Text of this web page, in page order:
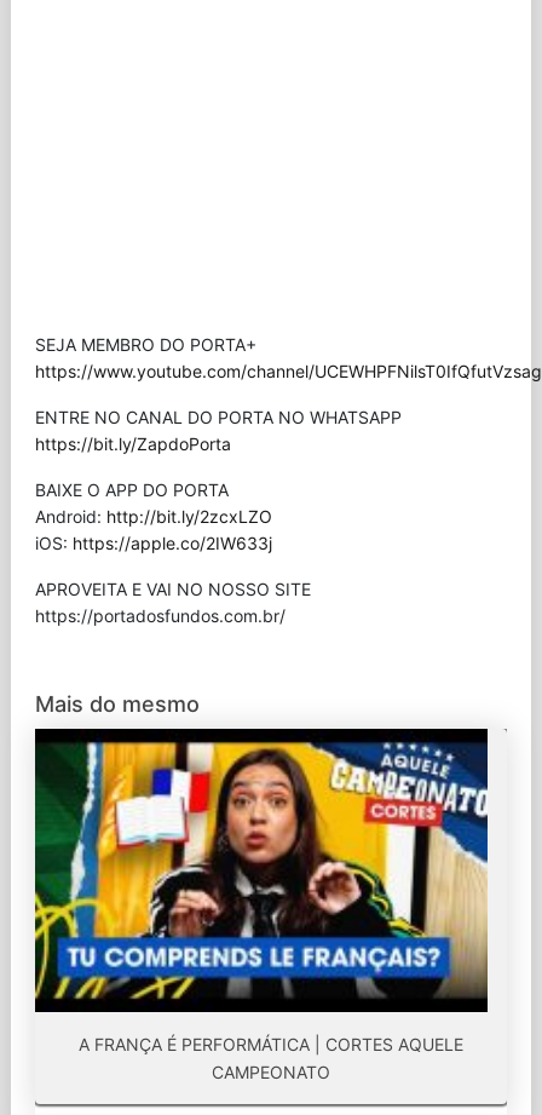
SEJA MEMBRO DO PORTA+
https://www.youtube.com/channel/
ENTRE NO CANAL DO PORTA NO WHATSAPP
https://bit.ly/ZapdoPorta
BAIXE O APP DO PORTA
Android: http://bit.ly/2zcxLZO
iOS: https://apple.co/2IW633j
APROVEITA E VAI NO NOSSO SITE
⁠https://portadosfundos.com.br/
Mais do mesmo
A FRANÇA É PERFORMÁTICA | CORTES AQUELE
CAMPEONATO